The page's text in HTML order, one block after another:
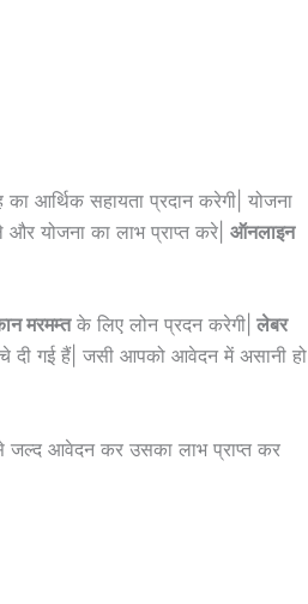
आर्थिक सहायता प्रदान करेगी| योजना
योजना का लाभ प्राप्त करे| ऑनलाइन
मरमम्तके लिए लोन प्रदन करेगी| लेबर
दी गई हैं| जसी आपको आवेदन में असानी हो
आवेदन कर उसका लाभ प्राप्त कर